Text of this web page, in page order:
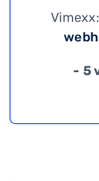
Vimexx:
- 5